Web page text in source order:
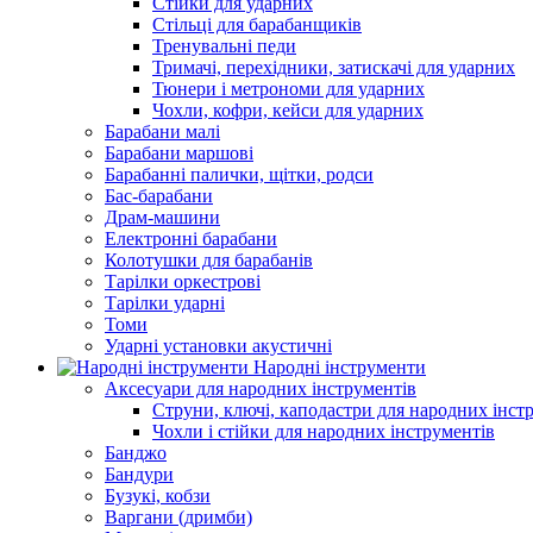
Стільці для барабанщиків
Тренувальні педи
Тримачі, перехідники, затискачі для ударних
Тюнери і метрономи для ударних
Чохли, кофри, кейси для ударних
Барабани малі
Барабани маршові
Барабанні палички, щітки, родси
Бас-барабани
Драм-машини
Електронні барабани
Колотушки для барабанів
Тарілки оркестрові
Тарілки ударні
Томи
Ударні установки акустичні
Народні інструменти
Аксесуари для народних інструментів
Струни, ключі, каподастри для народних
Чохли і стійки для народних інструментів
Банджо
Бандури
Бузукі, кобзи
Варгани (дримби)